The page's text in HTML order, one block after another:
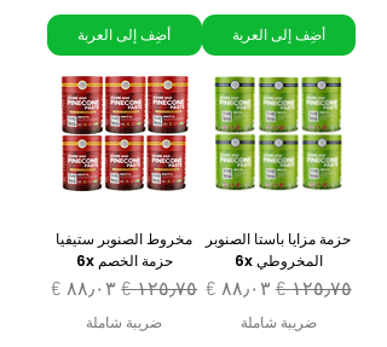
أضِف إلى العربة أضِف إلى العربة
حزمة مزايا باستا الصنوبر
المخروطي 6x
سعر عادي‏١٢٥٫٧٥ € سعر البيع
ضريبة شاملة
مخروط الصنوبر ستيفيا
حزمة الخصم 6x
سعر عادي‏١٢٥٫٧٥ € سعر البيع
ضريبة شاملة